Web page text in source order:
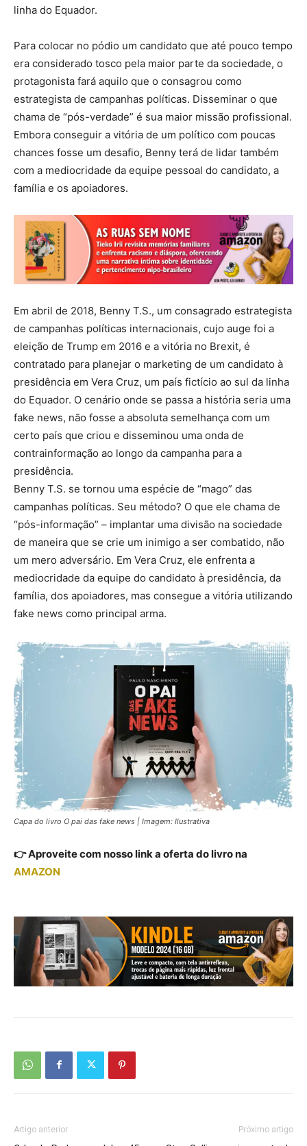
linha do Equador.
Para colocar no pódio um candidato que até pouco tempo
era considerado tosco pela maior parte da sociedade, o
protagonista fará aquilo que o consagrou como
estrategista de campanhas políticas. Disseminar o que
chama de “pós-verdade” é sua maior missão profissional.
Embora conseguir a vitória de um político com poucas
chances fosse um desafio, Benny terá de lidar também
com a mediocridade da equipe pessoal do candidato, a
família e os apoiadores.
Em abril de 2018, Benny T.S., um consagrado estrategista
de campanhas políticas internacionais, cujo auge foi a
eleição de Trump em 2016 e a vitória no Brexit, é
contratado para planejar o marketing de um candidato à
presidência em Vera Cruz, um país fictício ao sul da linha
do Equador. O cenário onde se passa a história seria uma
fake news, não fosse a absoluta semelhança com um
certo país que criou e disseminou uma onda de
contrainformação ao longo da campanha para a
presidência.
Benny T.S. se tornou uma espécie de “mago” das
campanhas políticas. Seu método? O que ele chama de
“pós-informação” – implantar uma divisão na sociedade
de maneira que se crie um inimigo a ser combatido, não
um mero adversário. Em Vera Cruz, ele enfrenta a
mediocridade da equipe do candidato à presidência, da
família, dos apoiadores, mas consegue a vitória utilizando
fake news como principal arma.
Capa do livro O pai das fake news | Imagem: Ilustrativa
👉 Aproveite com nosso link a oferta do livro na
AMAZON
Artigo anterior Próximo artigo